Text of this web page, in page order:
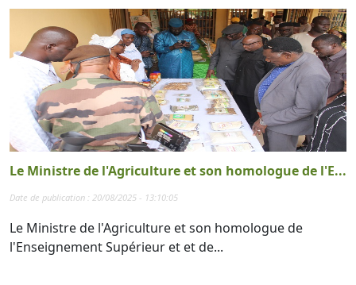
Le Ministre de l'Agriculture et son homologue de l'E...
Date de publication : 20/08/2025 - 13:10:05
Le Ministre de l'Agriculture et son homologue de
l'Enseignement Supérieur et et de...